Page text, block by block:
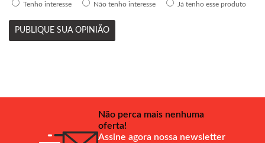
Tenho interesse Não tenho interesse Já tenho esse produto
PUBLIQUE SUA OPINIÃO
Não perca mais nenhuma
oferta!
Assine agora nossa newsletter